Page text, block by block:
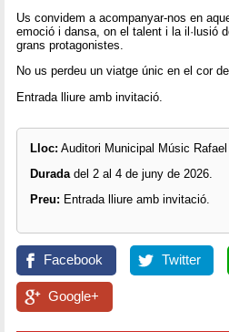
Us convidem a acompanyar-nos en
emoció i dansa, on el talent i la il·lusió
grans protagonistes.
No us perdeu un viatge únic en el cor
Entrada lliure amb invitació.
Lloc: Auditori Municipal Músic
Durada del 2 al 4 de juny de 2026.
Preu: Entrada lliure amb invitació.
Facebook Twitter
Google+